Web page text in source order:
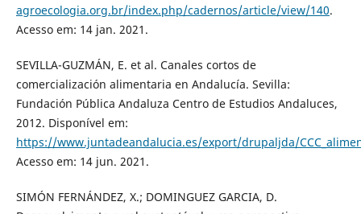
agroecologia.org.br/index.php/cadernos/article/view/140.
Acesso em: 14 jan. 2021.
SEVILLA-GUZMÁN, E. et al. Canales cortos de
comercialización alimentaria en Andalucía. Sevilla:
Fundación Pública Andaluza Centro de Estudios Andaluces,
2012. Disponível em:
https://www.juntadeandalucia.es/export/drupaljda/
Acesso em: 14 jun. 2021.
SIMÓN FERNÁNDEZ, X.; DOMINGUEZ GARCIA, D.